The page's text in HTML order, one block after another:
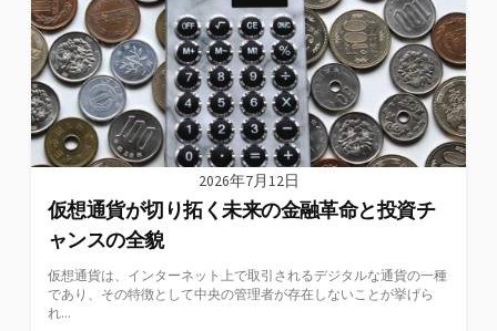
2026年7月12日
仮想通貨が切り拓く未来の金融革命と投資チ
ャンスの全貌
仮想通貨は、インターネット上で取引されるデジタルな通貨の一種
であり、その特徴として中央の管理者が存在しないことが挙げら
れ...